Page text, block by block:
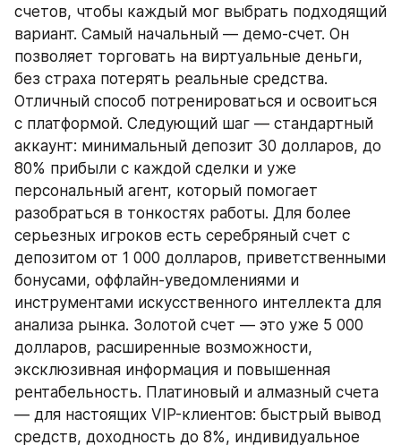
счетов, чтобы каждый мог выбрать подходящий
вариант. Самый начальный — демо-счет. Он
позволяет торговать на виртуальные деньги,
без страха потерять реальные средства.
Отличный способ потренироваться и освоиться
с платформой. Следующий шаг — стандартный
аккаунт: минимальный депозит 30 долларов, до
80% прибыли с каждой сделки и уже
персональный агент, который помогает
разобраться в тонкостях работы. Для более
серьезных игроков есть серебряный счет с
депозитом от 1 000 долларов, приветственными
бонусами, оффлайн-уведомлениями и
инструментами искусственного интеллекта для
анализа рынка. Золотой счет — это уже 5 000
долларов, расширенные возможности,
эксклюзивная информация и повышенная
рентабельность. Платиновый и алмазный счета
— для настоящих VIP-клиентов: быстрый вывод
средств, доходность до 8%, индивидуальное